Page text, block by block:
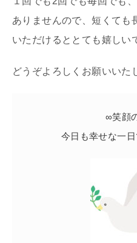
ありませんので、短くても
いただけるととても嬉しい
どうぞよろしくお願いいた
∞笑顔
今日も幸せな一